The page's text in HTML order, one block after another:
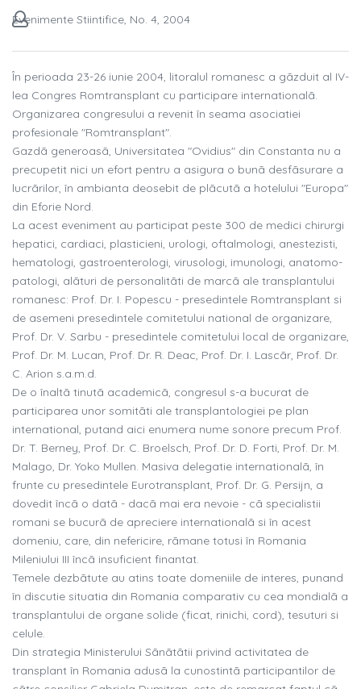
Evenimente Stiintifice, No. 4, 2004
În perioada 23-26 iunie 2004, litoralul romanesc a gãzduit al IV-
lea Congres Romtransplant cu participare internationalã.
Organizarea congresului a revenit în seama asociatiei
profesionale "Romtransplant".
Gazdã generoasã, Universitatea "Ovidius" din Constanta nu a
precupetit nici un efort pentru a asigura o bunã desfãsurare a
lucrãrilor, în ambianta deosebit de plãcutã a hotelului "Europa"
din Eforie Nord.
La acest eveniment au participat peste 300 de medici chirurgi
hepatici, cardiaci, plasticieni, urologi, oftalmologi, anestezisti,
hematologi, gastroenterologi, virusologi, imunologi, anatomo-
patologi, alãturi de personalitãti de marcã ale transplantului
romanesc: Prof. Dr. I. Popescu - presedintele Romtransplant si
de asemeni presedintele comitetului national de organizare,
Prof. Dr. V. Sarbu - presedintele comitetului local de organizare,
Prof. Dr. M. Lucan, Prof. Dr. R. Deac, Prof. Dr. I. Lascãr, Prof. Dr.
C. Arion s.a.m.d.
De o înaltã tinutã academicã, congresul s-a bucurat de
participarea unor somitãti ale transplantologiei pe plan
international, putand aici enumera nume sonore precum Prof.
Dr. T. Berney, Prof. Dr. C. Broelsch, Prof. Dr. D. Forti, Prof. Dr. M.
Malago, Dr. Yoko Mullen. Masiva delegatie internationalã, în
frunte cu presedintele Eurotransplant, Prof. Dr. G. Persijn, a
dovedit încã o datã - dacã mai era nevoie - cã specialistii
romani se bucurã de apreciere internationalã si în acest
domeniu, care, din nefericire, rãmane totusi în Romania
Mileniului III încã insuficient finantat.
Temele dezbãtute au atins toate domeniile de interes, punand
în discutie situatia din Romania comparativ cu cea mondialã a
transplantului de organe solide (ficat, rinichi, cord), tesuturi si
celule.
Din strategia Ministerului Sãnãtãtii privind activitatea de
transplant în Romania adusã la cunostintã participantilor de